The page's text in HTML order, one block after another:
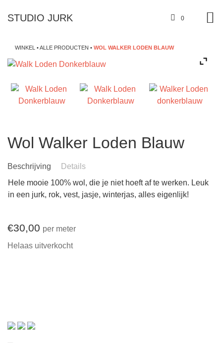
STUDIO JURK 0
WINKEL •ALLE PRODUCTEN • WOL WALKER LODEN BLAUW
Wol Walker Loden Blauw
Beschrijving
Details
Hele mooie 100% wol, die je niet hoeft af te werken. Leuk
in een jurk, rok, vest, jasje, winterjas, alles eigenlijk!
€30,00 per meter
Helaas uitverkocht